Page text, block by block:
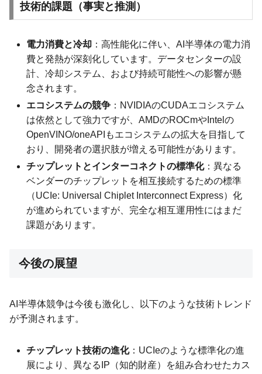
技術的課題（事実と推測）
電力消費と冷却 ：高性能化に伴い、AI半導体の電力消
費と発熱が深刻化しています。データセンターの設
計、冷却システム、および持続可能性への影響が懸
念されます。
エコシステムの競争 ：NVIDIAのCUDAエコシステム
は依然として強力ですが、AMDのROCmやIntelの
OpenVINO/oneAPIもエコシステムの拡大を目指して
おり、開発者の選択肢が増える可能性があります。
チップレットとインターコネクトの標準化：異なる
ベンダーのチップレットを相互接続するための標準
（UCIe: Universal Chiplet Interconnect Express）化
が進められていますが、完全な相互運用性にはまだ
課題があります。
今後の展望
AI半導体競争は今後も激化し、以下のような技術トレンド
が予測されます。
チップレット技術の進化：UCIeのような標準化の進
展により、異なるIP（知的財産）を組み合わせたカス